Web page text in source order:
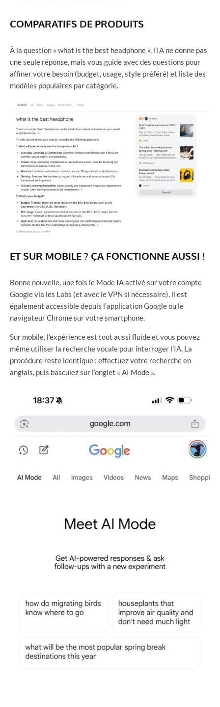
COMPARATIFS DE PRODUITS
À la question « what is the best headphone », l’IA ne donne pas
une seule réponse, mais vous guide avec des questions pour
affiner votre besoin (budget, usage, style préféré) et liste des
modèles populaires par catégorie.
ET SUR MOBILE ? ÇA FONCTIONNE AUSSI !
Bonne nouvelle, une fois le Mode IA activé sur votre compte
Google via les Labs (et avec le VPN si nécessaire), il est
également accessible depuis l’application Google ou le
navigateur Chrome sur votre smartphone.
Sur mobile, l’expérience est tout aussi fluide et vous pouvez
même utiliser la recherche vocale pour interroger l’IA. La
procédure reste identique : effectuez votre recherche en
anglais, puis basculez sur l’onglet « AI Mode ».